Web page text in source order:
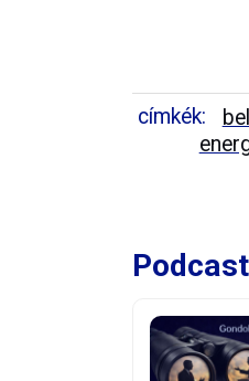
címkék:
Podcast